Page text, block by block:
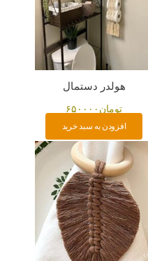
هولدر دستمال
تومان ۶۵۰۰۰۰
افزودن به سبد خرید